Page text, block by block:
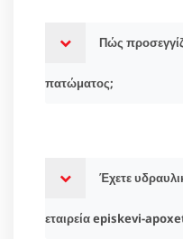
Πώς
πατώματος;
Έχετε
εταιρεία episkevi-